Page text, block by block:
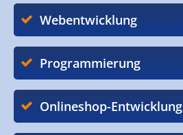
Webentwicklung
Programmierung
Onlineshop-Entwicklung